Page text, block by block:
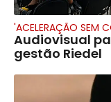
'ACELERAÇÃO SEM
Audiovisual
gestão Riedel